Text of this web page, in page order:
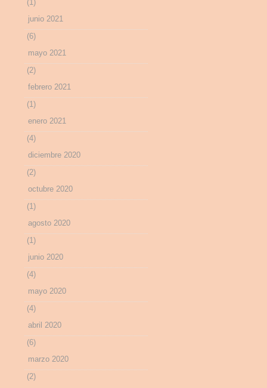
(1)
junio 2021
(6)
mayo 2021
(2)
febrero 2021
(1)
enero 2021
(4)
diciembre 2020
(2)
octubre 2020
(1)
agosto 2020
(1)
junio 2020
(4)
mayo 2020
(4)
abril 2020
(6)
marzo 2020
(2)